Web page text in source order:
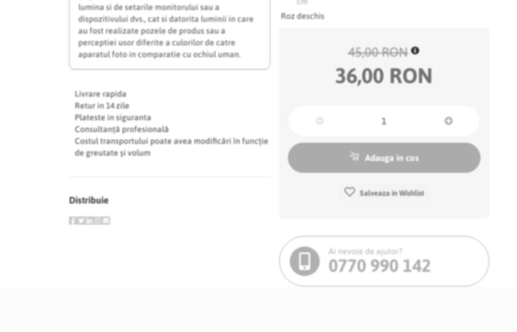
lumina si de setarile monitorului sau a
dispozitivului dvs., cat si datorita luminii in care
au fost realizate pozele de produs sau a
perceptiei usor diferite a culorilor de catre
aparatul foto in comparatie cu ochiul uman.
Livrare rapida
Retur in 14 zile
Plateste in siguranta
Consultanță profesională
Costul transportului poate avea modificări în funcție
de greutate și volum
Distribuie
Roz deschis
45,00 RON
36,00 RON
Adauga in cos
Salveaza in Wishlist
Ai nevoie de ajutor?
0770 990 142